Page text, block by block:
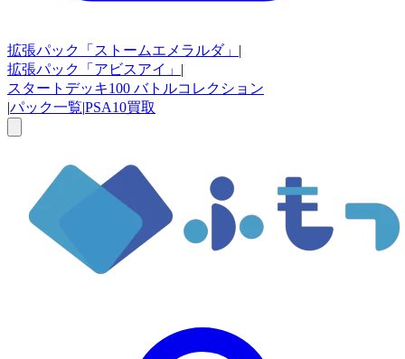
拡張パック 「ストームエメラルダ」 |
拡張パック
「アビスアイ」 |
スタートデッキ100 バトルコレクション
|パック一覧|PSA10買取